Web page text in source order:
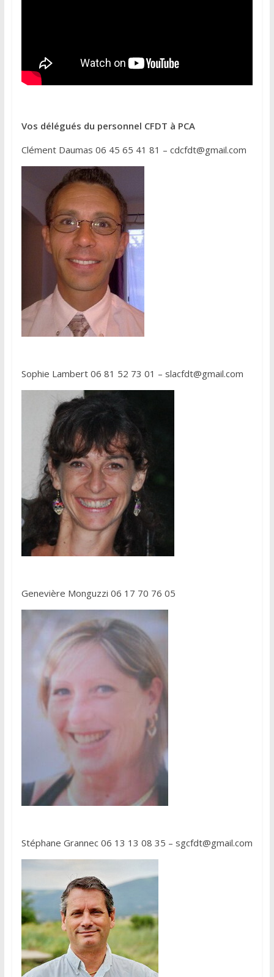
Vos délégués du personnel CFDT à PCA
Clément Daumas 06 45 65 41 81 – cdcfdt@gmail.com
Sophie Lambert 06 81 52 73 01 – slacfdt@gmail.com
Genevière Monguzzi 06 17 70 76 05
Stéphane Grannec 06 13 13 08 35 – sgcfdt@gmail.com